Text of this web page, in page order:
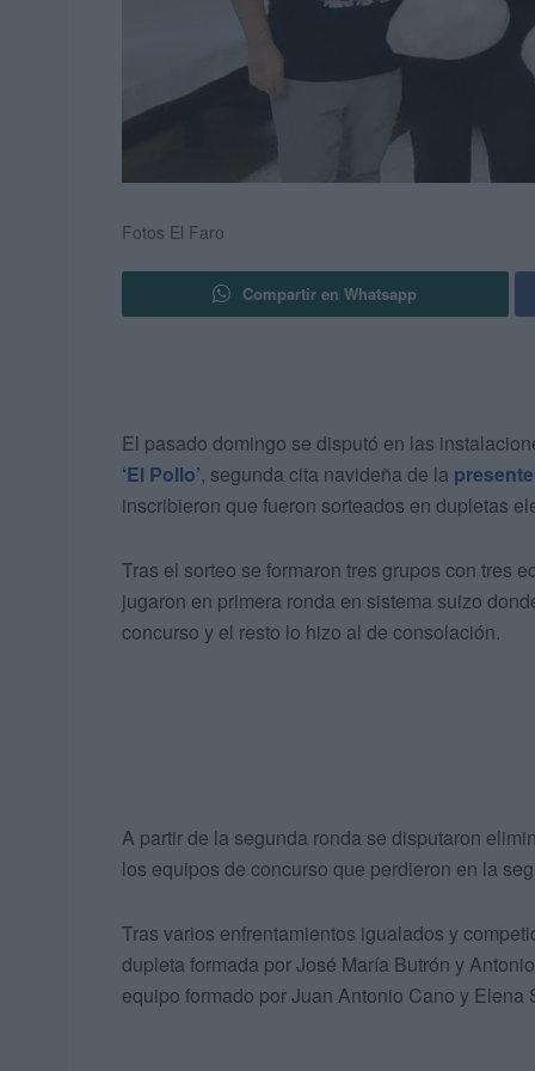
Fotos El Faro
Compartir en Whatsapp
El pasado domingo se disputó en las
‘El Pollo’, segunda cita navideña de la
inscribieron que fueron sorteados en dupletas
Tras el sorteo se formaron tres grupos con tres
jugaron en primera ronda en sistema suizo
concurso y el resto lo hizo al de consolación.
A partir de la segunda ronda se disputaron
los equipos de concurso que perdieron en la
Tras varios enfrentamientos igualados y
dupleta formada por José María Butrón y
equipo formado por Juan Antonio Cano y Elena